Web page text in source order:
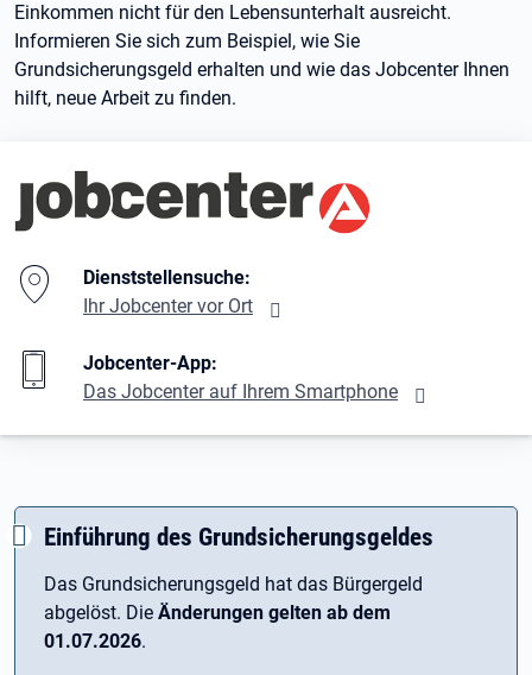
Einkommen nicht für den Lebensunterhalt ausreicht.
Informieren Sie sich zum Beispiel, wie Sie
Grundsicherungsgeld erhalten und wie das Jobcenter Ihnen
hilft, neue Arbeit zu finden.
Branding-Bereich Beschreibung
Dienststellensuche:
Ihr Jobcenter vor Ort
Jobcenter-App:
Das Jobcenter auf Ihrem Smartphone
Einführung des Grundsicherungsgeldes
Das Grundsicherungsgeld hat das Bürgergeld
abgelöst. Die Änderungen gelten ab dem
01.07.2026.